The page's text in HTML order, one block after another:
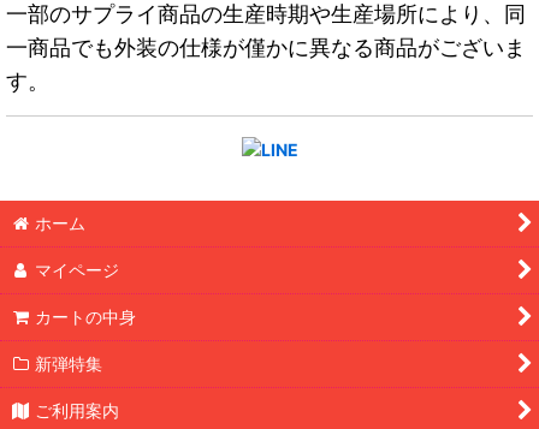
一部のサプライ商品の生産時期や生産場所により、同
一商品でも外装の仕様が僅かに異なる商品がございま
す。
ホーム
マイページ
カートの中身
新弾特集
ご利用案内